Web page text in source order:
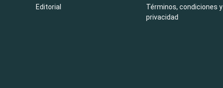
Editorial
Términos, condiciones y
privacidad